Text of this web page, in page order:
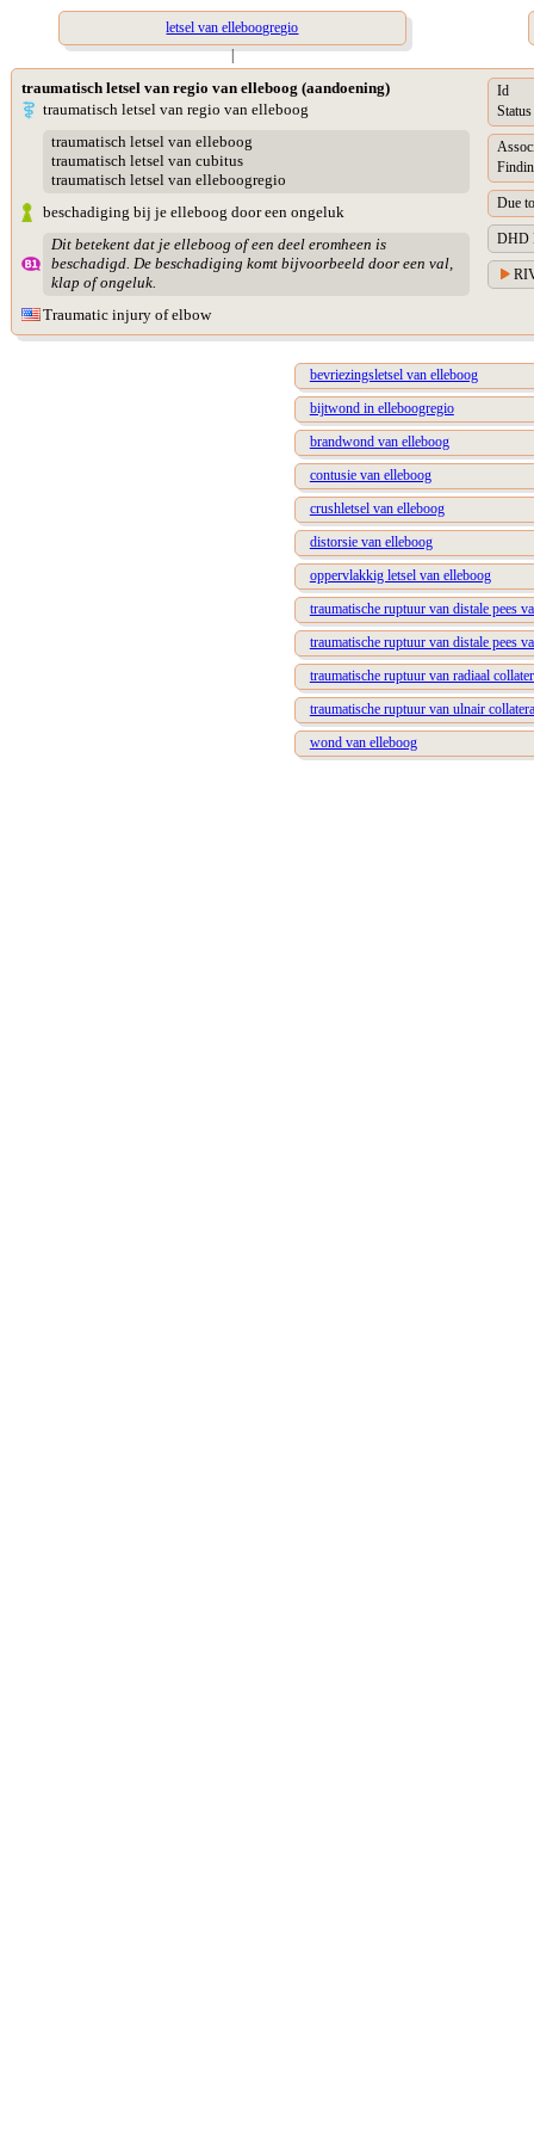
letsel van elleboogregio
|
traumatisch letsel van regio van elleboog (aandoening)
traumatisch letsel van regio van elleboog
traumatisch letsel van elleboog
traumatisch letsel van cubitus
traumatisch letsel van elleboogregio
beschadiging bij je elleboog door een ongeluk
Dit betekent dat je elleboog of een deel eromheen is
beschadigd. De beschadiging komt bijvoorbeeld door een val,
klap of ongeluk.
Traumatic injury of elbow
Id
Status
Due to
DHD
bevriezingsletsel van elleboog
bijtwond in elleboogregio
brandwond van elleboog
contusie van elleboog
crushletsel van elleboog
distorsie van elleboog
oppervlakkig letsel van elleboog
traumatische ruptuur van distale pees
traumatische ruptuur van distale pees
traumatische ruptuur van radiaal
traumatische ruptuur van ulnair
wond van elleboog